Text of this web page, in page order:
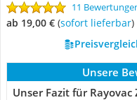
11
ab 19,00 € ( Sofort lieferbar)
Unsere
Unser Fazit für Rayovac